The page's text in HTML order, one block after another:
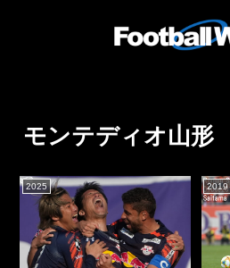
モンテディオ山形
2025 2019